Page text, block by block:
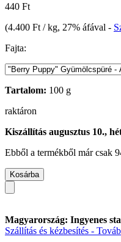
440 Ft
(4.400 Ft / kg, 27% áfával -
Fajta:
Tartalom: 100 g
raktáron
Kiszállítás augusztus 10.,
Ebből a termékből már csak
Kosárba
Magyarország: Ingyenes
Szállítás és kézbesítés -